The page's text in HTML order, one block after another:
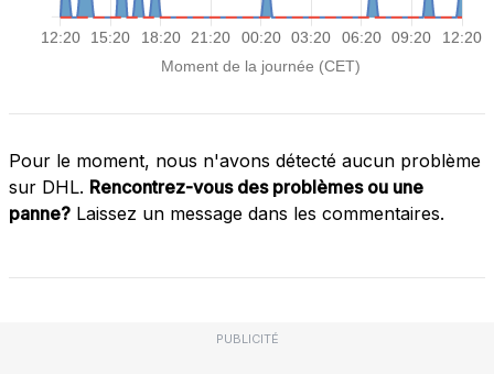
Pour le moment, nous n'avons détecté aucun problème
sur DHL. Rencontrez-vous des problèmes ou une
panne? Laissez un message dans les commentaires.
PUBLICITÉ